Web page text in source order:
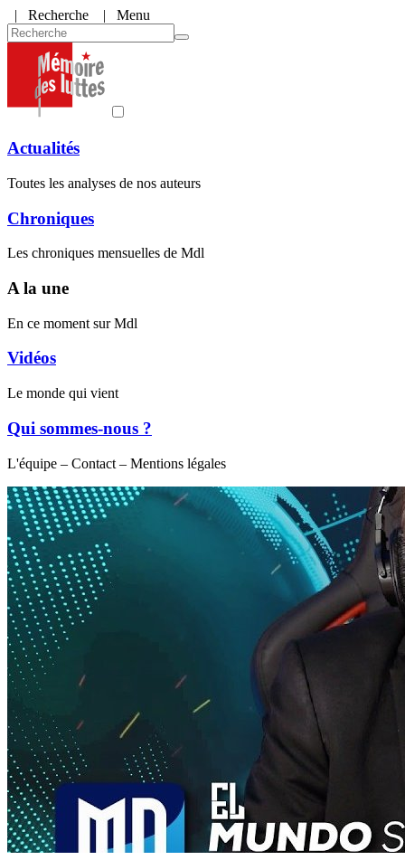
| Recherche | Menu
Actualités
Toutes les analyses de nos auteurs
Chroniques
Les chroniques mensuelles de Mdl
A la une
En ce moment sur Mdl
Vidéos
Le monde qui vient
Qui sommes-nous ?
L'équipe – Contact – Mentions légales